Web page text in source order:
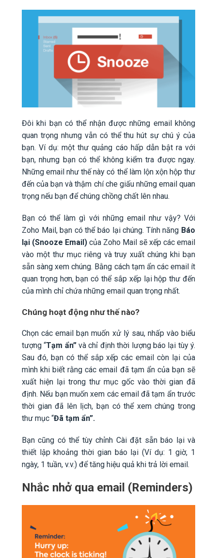
Đôi khi bạn có thể nhận được những email không
quan trọng nhưng vẫn có thể thu hút sự chú ý của
bạn. Ví dụ: một thư quảng cáo hấp dẫn bật ra với
bạn, nhưng bạn có thể không kiểm tra được ngay.
Những email như thế này có thể làm lộn xộn hộp thư
đến của bạn và thậm chí che giấu những email quan
trọng nếu bạn để chúng chồng chất lên nhau.
Bạn có thể làm gì với những email như vậy? Với
Zoho Mail, bạn có thể báo lại chúng. Tính năng Báo
lại (Snooze Email) của Zoho Mail sẽ xếp các email
vào một thư mục riêng và truy xuất chúng khi bạn
sẵn sàng xem chúng. Bằng cách tạm ẩn các email ít
quan trọng hơn, bạn có thể sắp xếp lại hộp thư đến
của mình chỉ chứa những email quan trọng nhất.
Chúng hoạt động như thế nào?
Chọn các email bạn muốn xử lý sau, nhấp vào biểu
tượng “Tạm ẩn”và chỉ định thời lượng báo lại tùy ý.
Sau đó, bạn có thể sắp xếp các email còn lại của
mình khi biết rằng các email đã tạm ẩn của bạn sẽ
xuất hiện lại trong thư mục gốc vào thời gian đã
định. Nếu bạn muốn xem các email đã tạm ẩn trước
thời gian đã lên lịch, bạn có thể xem chúng trong
thư mục “Đã tạm ẩn”.
Bạn cũng có thể tùy chỉnh Cài đặt sẵn báo lại và
thiết lập khoảng thời gian báo lại (Ví dụ: 1 giờ, 1
ngày, 1 tuần, v.v.) để tăng hiệu quả khi trả lời email.
Nhắc nhở qua email (Reminders)